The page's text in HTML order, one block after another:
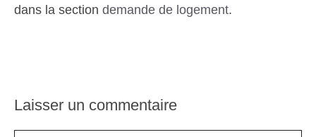
dans la section demande de logement.
Laisser un commentaire